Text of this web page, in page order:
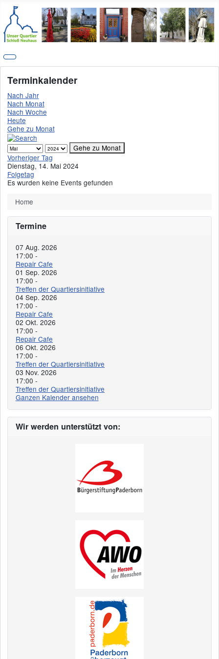
Terminkalender
Nach Jahr
Nach Monat
Nach Woche
Heute
Gehe zu Monat
Gehe zu Monat
Vorheriger Tag
Dienstag, 14. Mai 2024
Folgetag
Es wurden keine Events gefunden
Home
Termine
07 Aug. 2026
17:00 -
Repair Cafe
01 Sep. 2026
17:00 -
Treffen der Quartiersinitiative
04 Sep. 2026
17:00 -
Repair Cafe
02 Okt. 2026
17:00 -
Repair Cafe
06 Okt. 2026
17:00 -
Treffen der Quartiersinitiative
03 Nov. 2026
17:00 -
Treffen der Quartiersinitiative
Ganzen Kalender ansehen
Wir werden unterstützt von: